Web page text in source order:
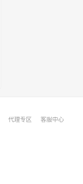
代理专区 客服中心